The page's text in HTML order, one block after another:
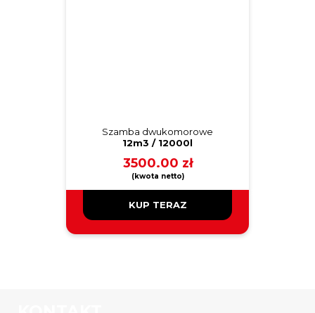
Szamba dwukomorowe
12m3 / 12000l
3500.00 zł
KUP TERAZ